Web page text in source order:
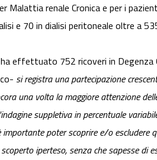
renale Cronica e per i
e 70 in dialisi peritoneale oltre a
effettuato 752 ricoveri in Degenza
si registra una partecipazione
una volta la maggiore attenzione
suppletiva in percentuale
poter scoprire e/o escludere
iperteso, senza che sapesse di